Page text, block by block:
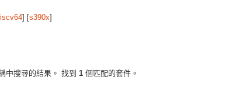
] [s390x]
中搜尋的結果。 找到 1 個匹配的套件。